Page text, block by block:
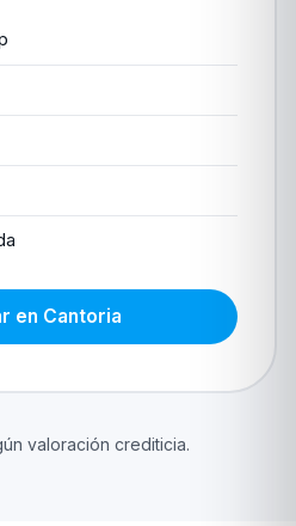
en Cantoria
valoración crediticia.